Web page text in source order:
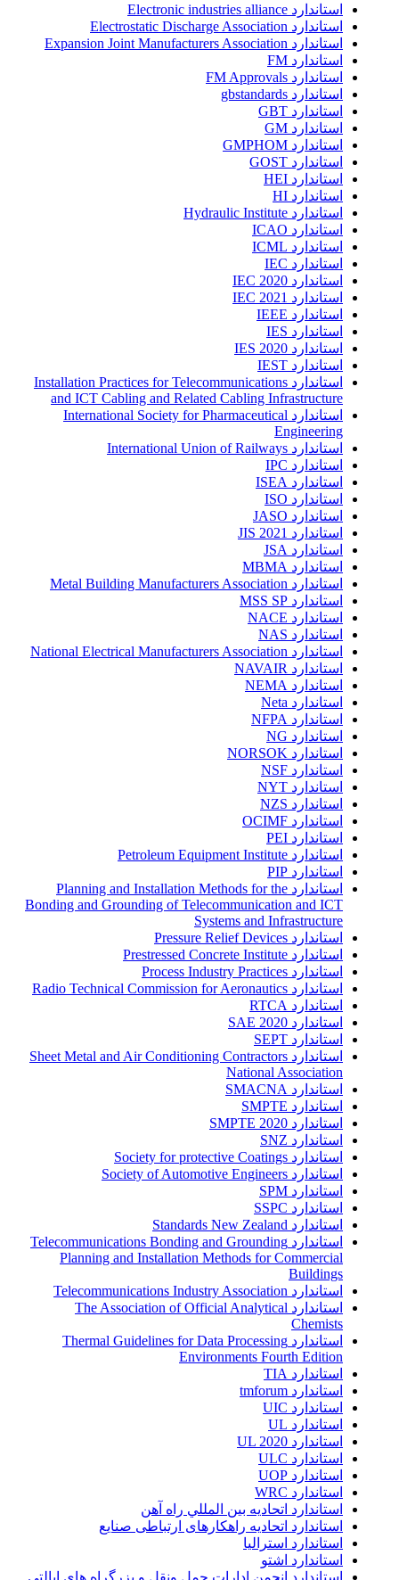
استاندارد Electronic industries alliance
استاندارد Electrostatic Discharge Association
استاندارد Expansion Joint Manufacturers Association
استاندارد FM
استاندارد FM Approvals
استاندارد gbstandards
استاندارد GBT
استاندارد GM
استاندارد GMPHOM
استاندارد GOST
استاندارد HEI
استاندارد HI
استاندارد Hydraulic Institute
استاندارد ICAO
استاندارد ICML
استاندارد IEC
استاندارد IEC 2020
استاندارد IEC 2021
استاندارد IEEE
استاندارد IES
استاندارد IES 2020
استاندارد IEST
استاندارد Installation Practices for Telecommunications
and ICT Cabling and Related Cabling Infrastructure
استاندارد International Society for Pharmaceutical
Engineering
استاندارد International Union of Railways
استاندارد IPC
استاندارد ISEA
استاندارد ISO
استاندارد JASO
استاندارد JIS 2021
استاندارد JSA
استاندارد MBMA
استاندارد Metal Building Manufacturers Association
استاندارد MSS SP
استاندارد NACE
استاندارد NAS
استاندارد National Electrical Manufacturers Association
استاندارد NAVAIR
استاندارد NEMA
استاندارد Neta
استاندارد NFPA
استاندارد NG
استاندارد NORSOK
استاندارد NSF
استاندارد NYT
استاندارد NZS
استاندارد OCIMF
استاندارد PEI
استاندارد Petroleum Equipment Institute
استاندارد PIP
استاندارد Planning and Installation Methods for the
Bonding and Grounding of Telecommunication and ICT
Systems and Infrastructure
استاندارد Pressure Relief Devices
استاندارد Prestressed Concrete Institute
استاندارد Process Industry Practices
استاندارد Radio Technical Commission for Aeronautics
استاندارد RTCA
استاندارد SAE 2020
استاندارد SEPT
استاندارد Sheet Metal and Air Conditioning Contractors
National Association
استاندارد SMACNA
استاندارد SMPTE
استاندارد SMPTE 2020
استاندارد SNZ
استاندارد Society for protective Coatings
استاندارد Society of Automotive Engineers
استاندارد SPM
استاندارد SSPC
استاندارد Standards New Zealand
استاندارد Telecommunications Bonding and Grounding
Planning and Installation Methods for Commercial
Buildings
استاندارد Telecommunications Industry Association
استاندارد The Association of Official Analytical
Chemists
استاندارد Thermal Guidelines for Data Processing
Environments Fourth Edition
استاندارد TIA
استاندارد tmforum
استاندارد UIC
استاندارد UL
استاندارد UL 2020
استاندارد ULC
استاندارد UOP
استاندارد WRC
استاندارد اتحاديه بين المللي راه آهن
استاندارد اتحادیه راهکارهای ارتباطی صنایع
استاندارد استرالیا
استاندارد اشتو
استاندارد انجمن ادارات حمل ونقل و بزرگراه هاي ايالتي